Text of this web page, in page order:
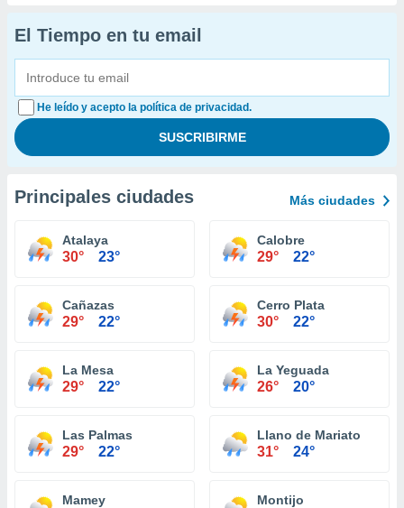
El Tiempo en tu email
He leído y acepto la política de privacidad.
Principales ciudades Más ciudades
Atalaya
30° 23°
Calobre
29° 22°
Cañazas
29° 22°
Cerro Plata
30° 22°
La Mesa
29° 22°
La Yeguada
26° 20°
Las Palmas
29° 22°
Llano de Mariato
31° 24°
Mamey Montijo